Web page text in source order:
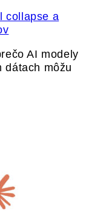
collapse a
AI modely
dátach môžu